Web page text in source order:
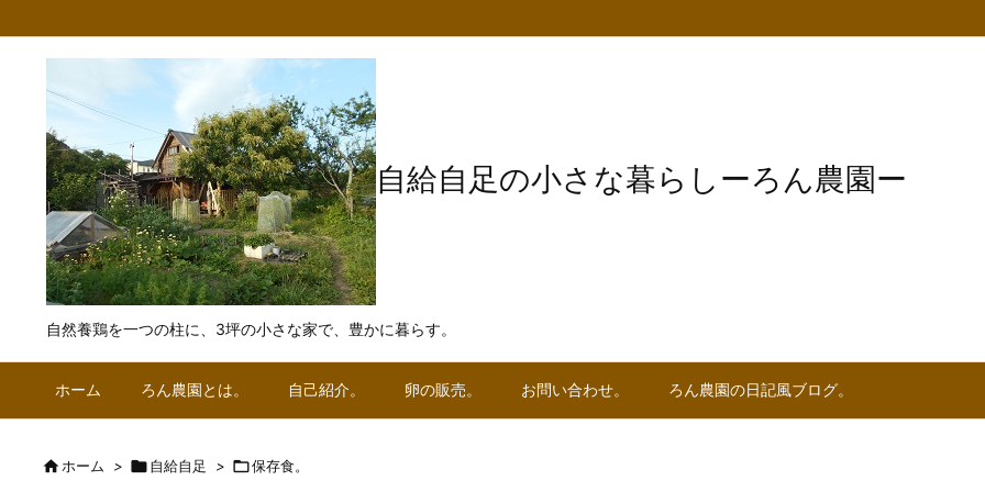
自給自足の小さな暮らしーろん農園ー
自然養鶏を一つの柱に、3坪の小さな家で、豊かに暮らす。
ホーム ろん農園とは。 自己紹介。 卵の販売。 お問い合わせ。 ろん農園の日記風ブログ。
ホーム > 自給自足 > 保存食。